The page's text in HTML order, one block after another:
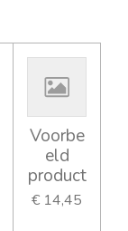
Voorbe
eld
product
€ 14,45